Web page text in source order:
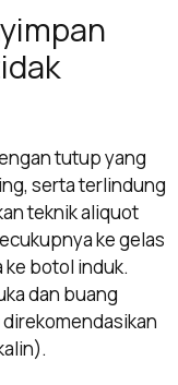
tutup yang
serta terlindung
teknik aliquot
ke gelas
ke botol induk.
dan buang